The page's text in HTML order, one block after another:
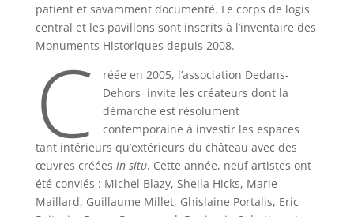
patient et savamment documenté. Le corps de logis
central et les pavillons sont inscrits à l’inventaire des
Monuments Historiques depuis 2008.
C
réée en 2005, l’association Dedans-
Dehors invite les créateurs dont la
démarche est résolument
contemporaine à investir les espaces
tant intérieurs qu’extérieurs du château avec des
œuvres créées in situ. Cette année, neuf artistes ont
été conviés : Michel Blazy, Sheila Hicks, Marie
Maillard, Guillaume Millet, Ghislaine Portalis, Eric